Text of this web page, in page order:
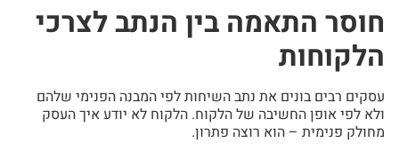
חוסר התאמה בין הנתב לצרכי
הלקוחות
עסקים רבים בונים את נתב השיחות לפי המבנה הפנימי שלהם
ולא לפי אופן החשיבה של הלקוח. הלקוח לא יודע איך העסק
מחולק פנימית – הוא רוצה פתרון.